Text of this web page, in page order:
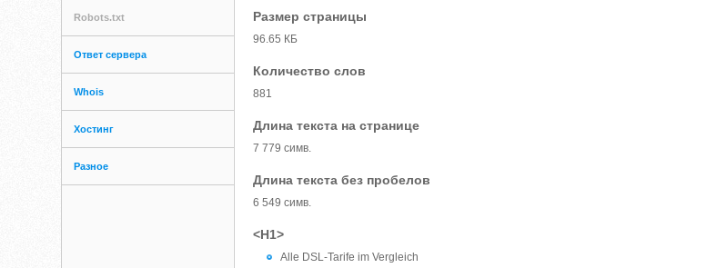
Robots.txt
Ответ сервера
Whois
Хостинг
Разное
Размер страницы
96.65 КБ
Количество слов
881
Длина текста на странице
7 779 симв.
Длина текста без пробелов
6 549 симв.
<H1>
Alle DSL-Tarife im Vergleich